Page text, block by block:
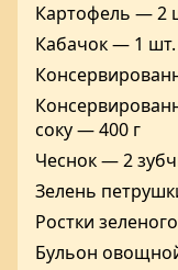
Картофель — 2
Кабачок — 1 шт.
соку — 400 г
Чеснок — 2
Зелень
Ростки
Бульон